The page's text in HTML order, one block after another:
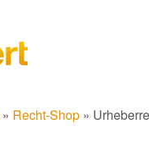
» Recht-Shop »